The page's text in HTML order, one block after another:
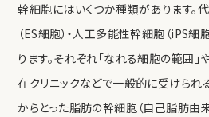
幹細胞にはいくつか種類があります。
（ES細胞）・人工多能性幹細胞（iPS細
ります。それぞれ「なれる細胞の範囲
在クリニックなどで一般的に受けられ
からとった脂肪の幹細胞（自己脂肪由